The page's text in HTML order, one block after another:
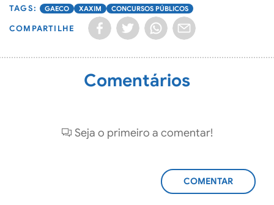
GAECO XAXIM CONCURSOS PÚBLICOS
COMPARTILHE
Comentários
Seja o primeiro a comentar!
ADICIONAR